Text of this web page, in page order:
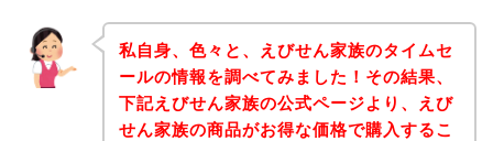
私自身、色々と、えびせん家族のタイムセ
ールの情報を調べてみました！その結果、
下記えびせん家族の公式ページより、えび
せん家族の商品がお得な価格で購入するこ